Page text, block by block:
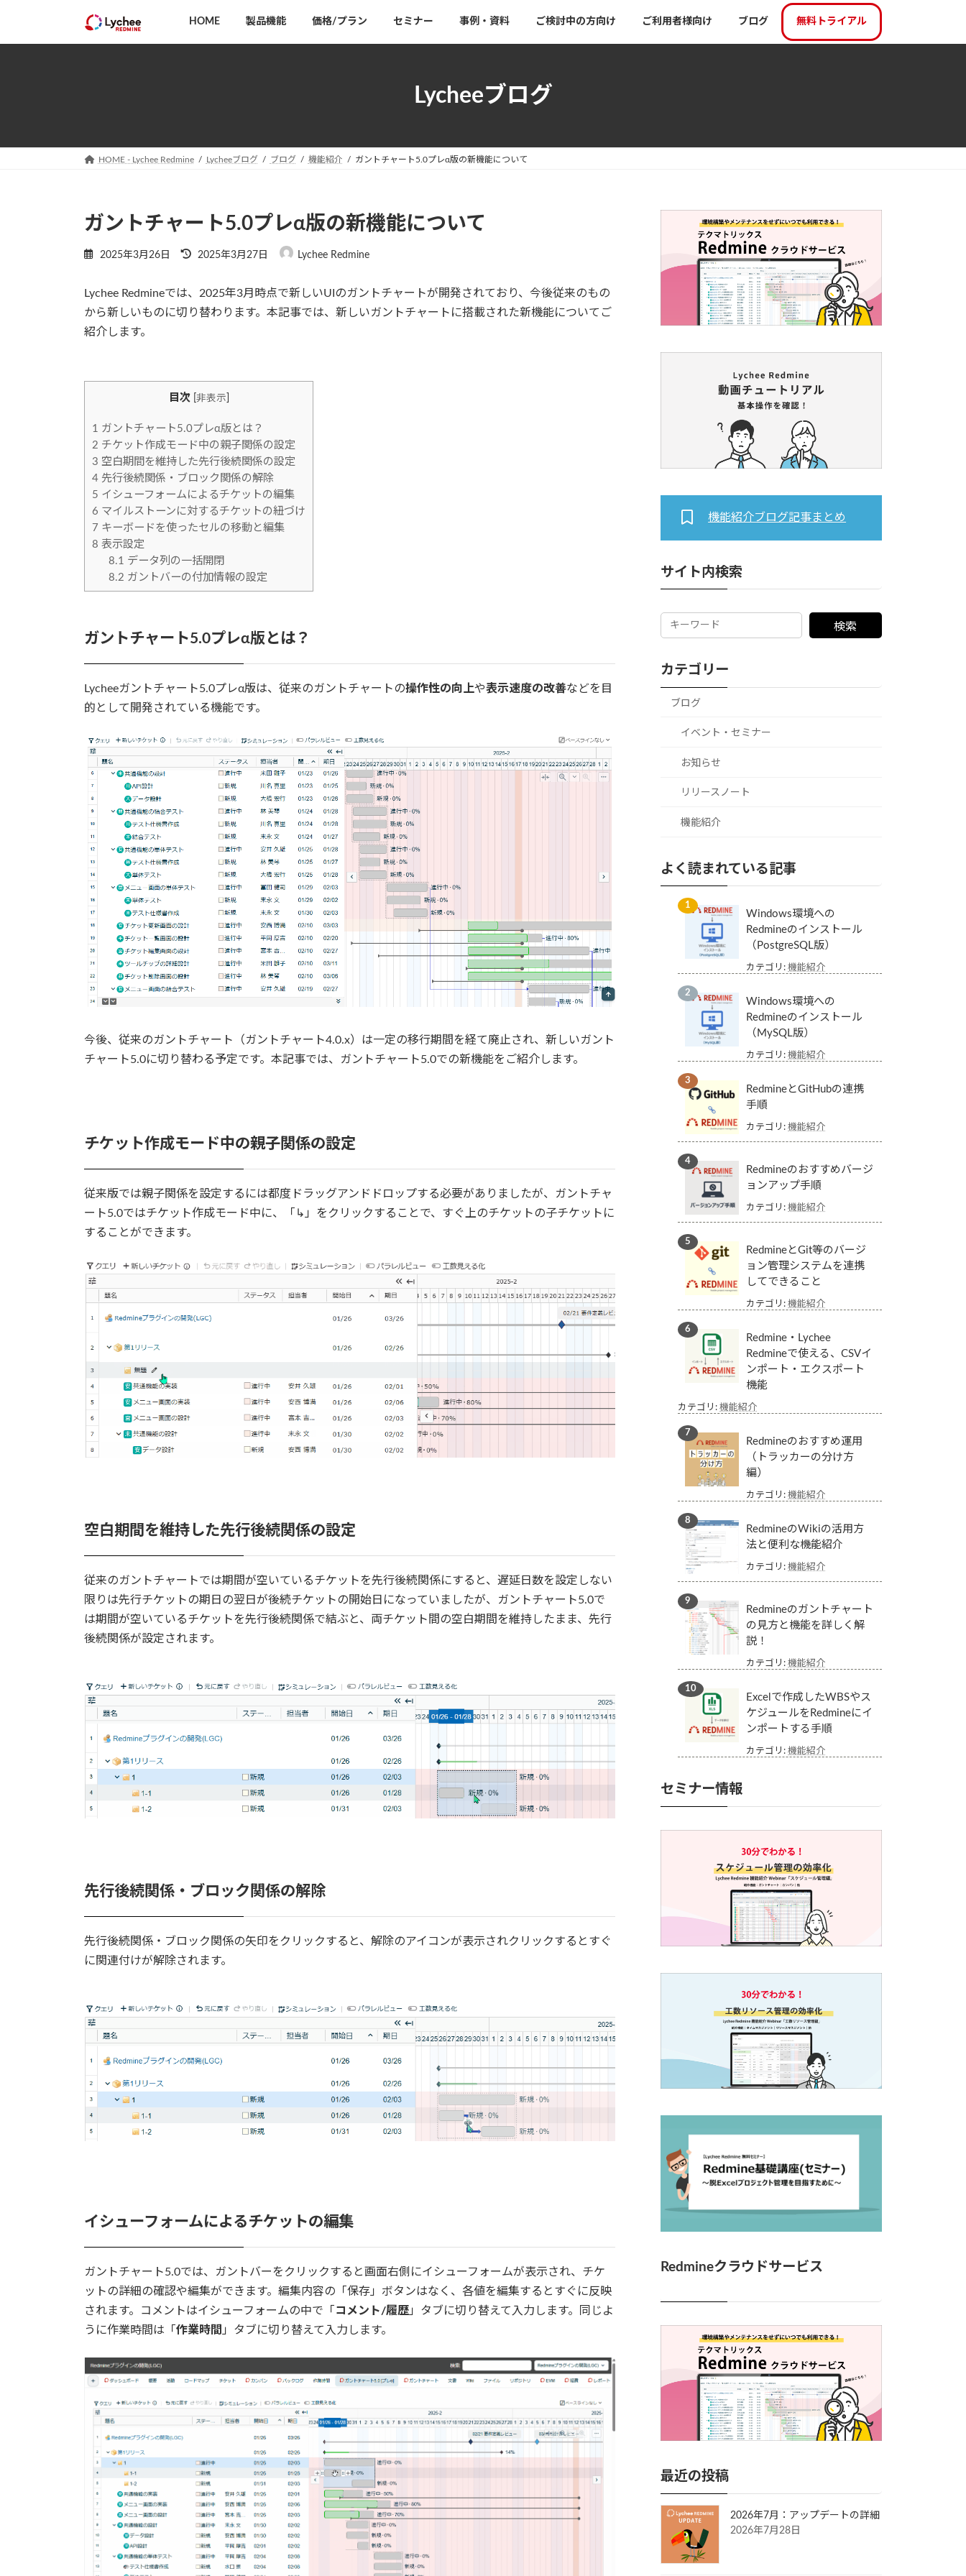
テ
ッ
ゲ
移
HOME 製品機能 価格/プラン セミナー 事例・資料 ご検討中の方向け ご利用者様向け ブログ 無料トライアル
Lycheeブログ
HOME - Lychee Redmine Lycheeブログ ブログ 機能紹介 ガントチャート5.0プレα版の新機能について
ガントチャート5.0プレα版の新機能について
2025年3月26日
最
新
日
2025年3月27日 Lychee Redmine
Lychee Redmineでは、2025年3月時点で新しいUIのガントチャートが開発されており、今後従来のもの
から新しいものに切り替わります。本記事では、新しいガントチャートに搭載された新機能についてご
紹介します。
目次 非表示
1 ガントチャート5.0プレα版とは？
2 チケット作成モード中の親子関係の設定
3 空白期間を維持した先行後続関係の設定
4 先行後続関係・ブロック関係の解除
5 イシューフォームによるチケットの編集
6 マイルストーンに対するチケットの紐づけ
7 キーボードを使ったセルの移動と編集
8 表示設定
8.1 データ列の一括開閉
8.2 ガントバーの付加情報の設定
ガントチャート5.0プレα版とは？
Lycheeガントチャート5.0プレα版は、従来のガントチャートの操作性の向上や表示速度の改善などを目
的として開発されている機能です。
今後、従来のガントチャート（ガントチャート4.0.x）は一定の移行期間を経て廃止され、新しいガント
チャート5.0に切り替わる予定です。本記事では、ガントチャート5.0での新機能をご紹介します。
チケット作成モード中の親子関係の設定
従来版では親子関係を設定するには都度ドラッグアンドドロップする必要がありましたが、ガントチャ
ート5.0ではチケット作成モード中に、「↳」をクリックすることで、すぐ上のチケットの子チケットに
することができます。
空白期間を維持した先行後続関係の設定
従来のガントチャートでは期間が空いているチケットを先行後続関係にすると、遅延日数を設定しない
限りは先行チケットの期日の翌日が後続チケットの開始日になっていましたが、ガントチャート5.0で
は期間が空いているチケットを先行後続関係で結ぶと、両チケット間の空白期間を維持したまま、先行
後続関係が設定されます。
先行後続関係・ブロック関係の解除
先行後続関係・ブロック関係の矢印をクリックすると、解除のアイコンが表示されクリックするとすぐ
に関連付けが解除されます。
イシューフォームによるチケットの編集
ガントチャート5.0では、ガントバーをクリックすると画面右側にイシューフォームが表示され、チケ
ットの詳細の確認や編集ができます。編集内容の「保存」ボタンはなく、各値を編集するとすぐに反映
されます。コメントはイシューフォームの中で「 コメント/履歴 」タブに切り替えて入力します。同じよ
うに作業時間は「 作業時間 」タブに切り替えて入力します。
機能紹介ブログ記事まとめ
サイト内検索
検索
カテゴリー
ブログ
イベント・セミナー
お知らせ
リリースノート
機能紹介
よく読まれている記事
Windows環境への
Redmineのインストール
（PostgreSQL版）
カテゴリ:機能紹介
Windows環境への
Redmineのインストール
（MySQL版）
カテゴリ:機能紹介
RedmineとGitHubの連携
手順
カテゴリ:機能紹介
Redmineのおすすめバージ
ョンアップ手順
カテゴリ:機能紹介
RedmineとGit等のバージ
ョン管理システムを連携
してできること
カテゴリ:機能紹介
Redmine・Lychee
Redmineで使える、CSVイ
ンポート・エクスポート
機能
カテゴリ:機能紹介
Redmineのおすすめ運用
（トラッカーの分け方
編）
カテゴリ:機能紹介
RedmineのWikiの活用方
法と便利な機能紹介
カテゴリ:機能紹介
Redmineのガントチャート
の見方と機能を詳しく解
説！
カテゴリ:機能紹介
Excelで作成したWBSやス
ケジュールをRedmineにイ
ンポートする手順
カテゴリ:機能紹介
セミナー情報
Redmineクラウドサービス
最近の投稿
2026年7月：アップデートの詳細
2026年7月28日